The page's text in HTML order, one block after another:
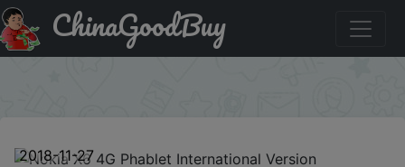
Промокод на знижку rwOxp9TV Nokia X6 4G Phablet
International Version
ChinaGoodBuy
2018-11-27